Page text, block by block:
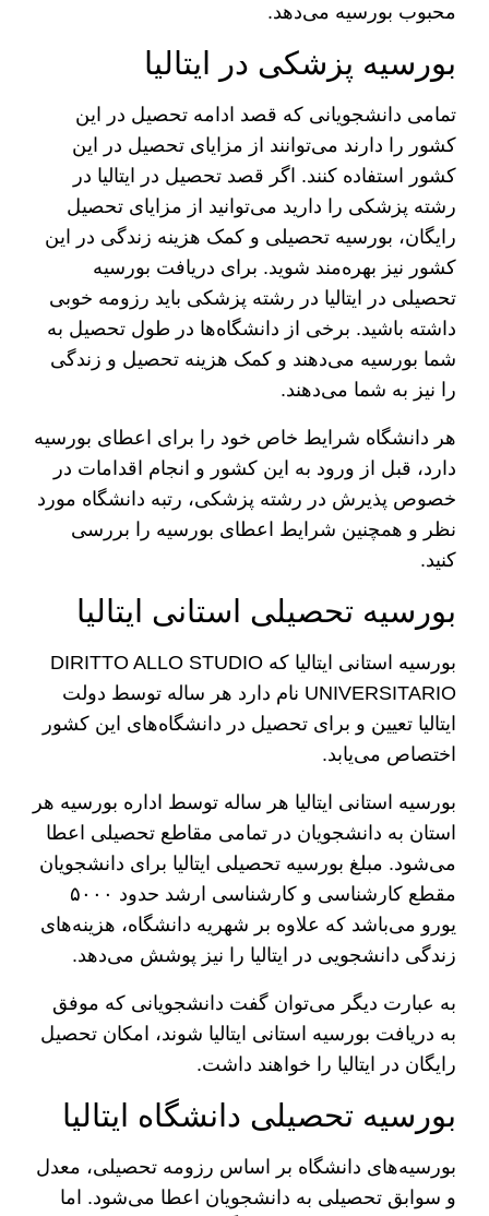
محبوب بورسیه می‌دهد.
بورسیه پزشکی در ایتالیا
تمامی دانشجویانی که قصد ادامه تحصیل در این
کشور را دارند می‌توانند از مزایای تحصیل در این
کشور استفاده کنند. اگر قصد تحصیل در ایتالیا در
رشته پزشکی را دارید می‌توانید از مزایای تحصیل
رایگان، بورسیه تحصیلی و کمک هزینه زندگی در این
کشور نیز بهره‌مند شوید. برای دریافت بورسیه
تحصیلی در ایتالیا در رشته پزشکی باید رزومه خوبی
داشته باشید. برخی از دانشگاه‌ها در طول تحصیل به
شما بورسیه می‌دهند و کمک هزینه تحصیل و زندگی
را نیز به شما می‌دهند.
هر دانشگاه شرایط خاص خود را برای اعطای بورسیه
دارد، قبل از ورود به این کشور و انجام اقدامات در
خصوص پذیرش در رشته پزشکی، رتبه دانشگاه مورد
نظر و همچنین شرایط اعطای بورسیه را بررسی
کنید.
بورسیه تحصیلی استانی ایتالیا
بورسیه استانی ایتالیا که DIRITTO ALLO STUDIO
UNIVERSITARIO نام دارد هر ساله توسط دولت
ایتالیا تعیین و برای تحصیل در دانشگاه‌های این کشور
اختصاص می‌یابد.
بورسیه استانی ایتالیا هر ساله توسط اداره بورسیه هر
استان به دانشجویان در تمامی مقاطع تحصیلی اعطا
می‌شود. مبلغ بورسیه تحصیلی ایتالیا برای دانشجویان
مقطع کارشناسی و کارشناسی ارشد حدود ۵۰۰۰
یورو می‌باشد که علاوه بر شهریه دانشگاه، هزینه‌های
زندگی دانشجویی در ایتالیا را نیز پوشش می‌دهد.
به عبارت دیگر می‌توان گفت دانشجویانی که موفق
به دریافت بورسیه استانی ایتالیا شوند، امکان تحصیل
رایگان در ایتالیا را خواهند داشت.
بورسیه تحصیلی دانشگاه ایتالیا
بورسیه‌های دانشگاه بر اساس رزومه تحصیلی، معدل
و سوابق تحصیلی به دانشجویان اعطا می‌شود. اما